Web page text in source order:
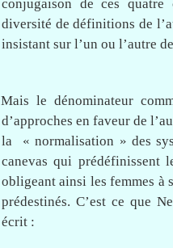
conjugaison deces quatre
diversité de définitions de
insistant sur l’un ou l’autre
Mais le dénominateur
d’approches en faveur de
la « normalisation » des
canevas qui prédéfinissent
obligeant ainsi les femmes à
prédestinés. C’estce que
écrit :